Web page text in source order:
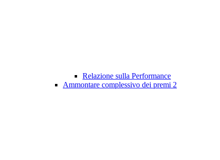
Relazione sulla Performance
Ammontare complessivo dei premi 2